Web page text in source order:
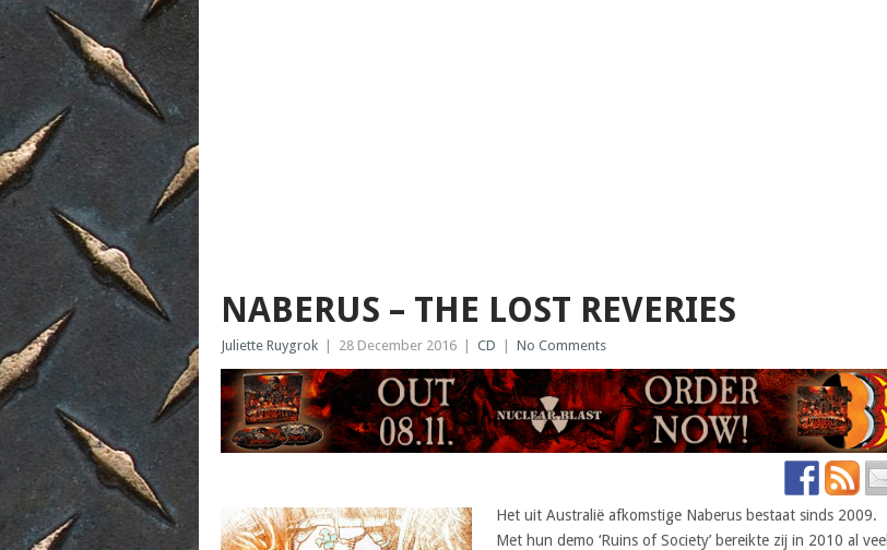
NABERUS – THE LOST REVERIES
Juliette Ruygrok 28 December 2016 CD No Comments
Het uit Australië afkomstige Naberus bestaat sinds 2009.
Met hun demo ‘Ruins of Society’ bereikte zij in 2010 al veel